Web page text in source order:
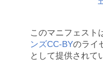
このマニフェスト
ンズCC-BYのライ
として提供されて